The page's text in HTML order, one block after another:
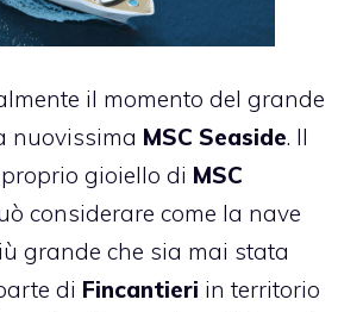
il momento del grande
nuovissima MSC Seaside. Il
gioiello di MSC
considerare come la nave
grande che sia mai stata
di Fincantieri in territorio